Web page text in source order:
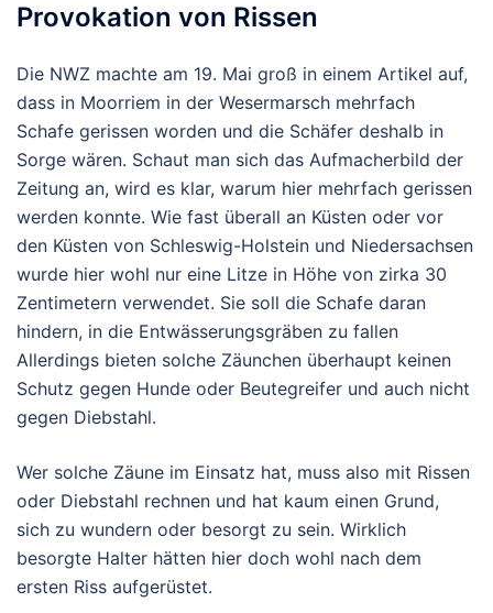
Provokation von Rissen
Die NWZ machte am 19. Mai groß in einem Artikel auf,
dass in Moorriem in der Wesermarsch mehrfach
Schafe gerissen worden und die Schäfer deshalb in
Sorge wären. Schaut man sich das Aufmacherbild der
Zeitung an, wird es klar, warum hier mehrfach gerissen
werden konnte. Wie fast überall an Küsten oder vor
den Küsten von Schleswig-Holstein und Niedersachsen
wurde hier wohl nur eine Litze in Höhe von zirka 30
Zentimetern verwendet. Sie soll die Schafe daran
hindern, in die Entwässerungsgräben zu fallen
Allerdings bieten solche Zäunchen überhaupt keinen
Schutz gegen Hunde oder Beutegreifer und auch nicht
gegen Diebstahl.
Wer solche Zäune im Einsatz hat, muss also mit Rissen
oder Diebstahl rechnen und hat kaum einen Grund,
sich zu wundern oder besorgt zu sein. Wirklich
besorgte Halter hätten hier doch wohl nach dem
ersten Riss aufgerüstet.